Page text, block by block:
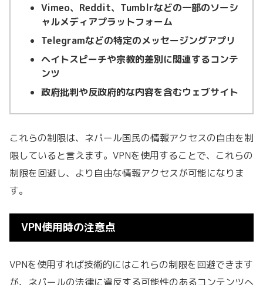
Vimeo、Reddit、Tumblrなどの一部のソーシ
ャルメディアプラットフォーム
Telegramなどの特定のメッセージングアプリ
ヘイトスピーチや宗教的差別に関連するコンテ
ンツ
政府批判や反政府的な内容を含むウェブサイト
これらの制限は、ネパール国民の情報アクセスの自由を制
限していると言えます。VPNを使用することで、これらの
制限を回避し、より自由な情報アクセスが可能になりま
す。
VPN使用時の注意点
VPNを使用すれば技術的にはこれらの制限を回避できます
が、ネパールの法律に違反する可能性のあるコンテンツへ